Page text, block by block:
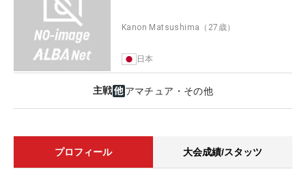
Kanon Matsushima （27歳）
日本
主戦 アマチュア・その他
プロフィール 大会成績/スタッツ